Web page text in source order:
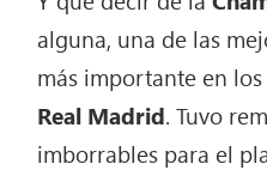
alguna, una de las
más importante en los
Real Madrid. Tuvo
imborrables para el